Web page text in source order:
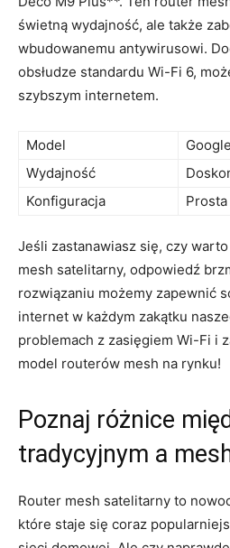
świetną wydajność, ale także
wbudowanemu antywirusowi.
obsłudze standardu Wi-Fi 6,
szybszym internetem.
Model
Wydajność
Konfiguracja
Prosta
Jeśli zastanawiasz się, czy
mesh satelitarny, odpowiedź
rozwiązaniu możemy zapewnić
internet w każdym zakątku
problemach z zasięgiem Wi-Fi i
model routerów mesh na rynku!
Poznaj różnice
tradycyjnym a
Router mesh satelitarny to
które staje się coraz